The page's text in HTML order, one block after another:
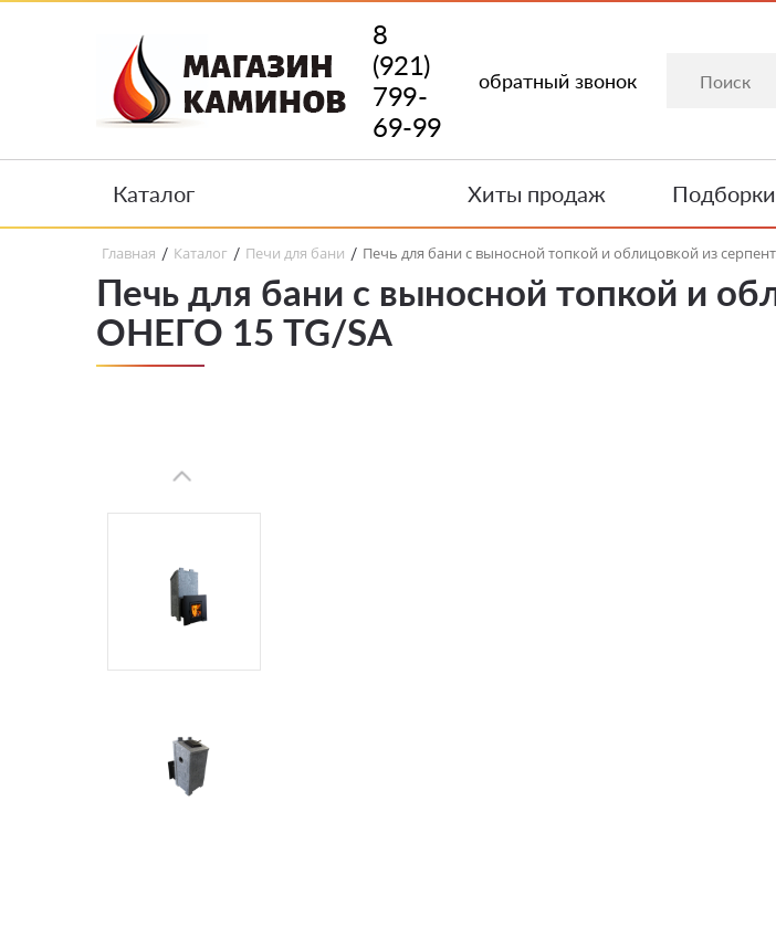
8
(921)
799-
69-99
обратный звонок
Каталог Хиты продаж Подборки
Главная / Каталог / Печи для бани / Печь для бани с выносной топкой и облицовкой из
Печь для бани с выносной топкой и
ОНЕГО 15 TG/SA